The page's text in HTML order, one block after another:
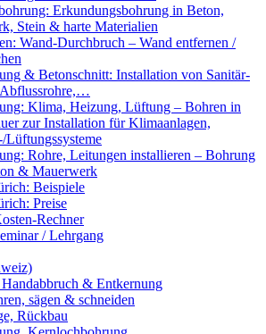
Erkundungsbohrung in Beton,
Stein & harte Materialien
Wand-Durchbruch – Wand entfernen /
& Betonschnitt: Installation von Sanitär-
Klima, Heizung, Lüftung – Bohren in
zur Installation für Klimaanlagen,
Lüftungssysteme
Rohre, Leitungen installieren – Bohrung
& Mauerwerk
Beispiele
Preise
Rechner
/ Lehrgang
& Entkernung
sägen & schneiden
Rückbau